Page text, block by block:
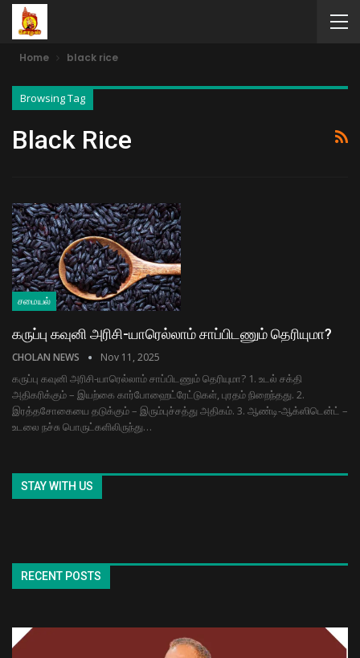
Home black rice
Browsing Tag
Black Rice
சமையல்
கருப்பு கவுனி அரிசி-யாரெல்லாம் சாப்பிடணும் தெரியுமா?
CHOLAN NEWS Nov 11, 2025
கருப்பு கவுனி அரிசி-யாரெல்லாம் சாப்பிடணும் தெரியுமா? 1. உடல் சக்தி
அதிகரிக்கும் – இயற்கை கார்போஹைட்ரேட்டுகள், புரதம் நிறைந்தது. 2.
இரத்தசோகையை தடுக்கும் – இரும்புச்சத்து அதிகம். 3. ஆண்டி-ஆக்ஸிடென்ட் –
உடலை நச்சு பொருட்களிலிருந்து…
STAY WITH US
RECENT POSTS